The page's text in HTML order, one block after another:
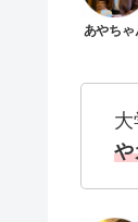
大
や